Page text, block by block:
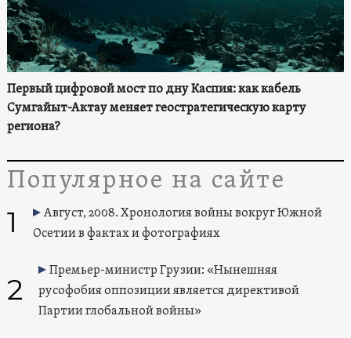
Первый цифровой мост по дну Каспия: как кабель
Сумгайыт-Актау меняет геостратегическую карту
региона?
Популярное на сайте
1
Август, 2008. Хронология войны вокруг Южной
Осетии в фактах и фотографиях
2
Премьер-министр Грузии: «Нынешняя
русофобия оппозиции является директивой
Партии глобальной войны»